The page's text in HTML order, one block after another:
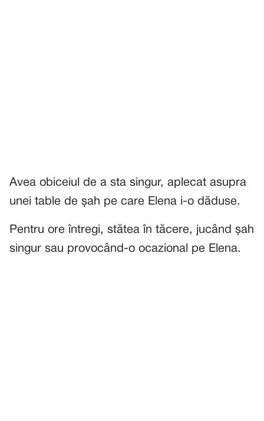
Avea obiceiul de a sta singur, aplecat asupra
unei table de șah pe care Elena i-o dăduse.
Pentru ore întregi, stătea în tăcere, jucând șah
singur sau provocând-o ocazional pe Elena.